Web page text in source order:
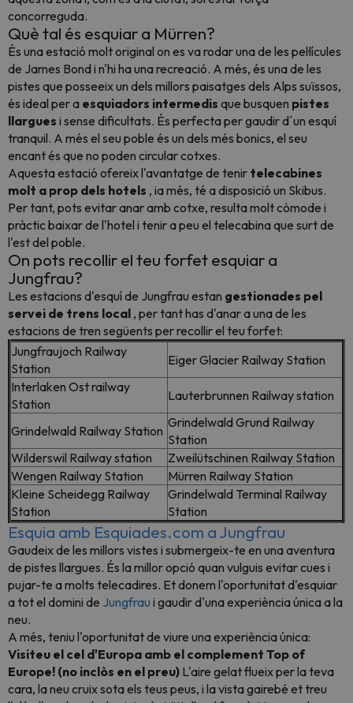
concorreguda.
Què tal és esquiar a Mürren?
És una estació molt original on es va rodar una de les pel·lícules
de James Bond i n'hi ha una recreació. A més, és una de les
pistes que posseeix un dels millors paisatges dels Alps suïssos,
és ideal per a esquiadors intermedis que busquen pistes
llargues i sense dificultats. És perfecta per gaudir d´un esquí
tranquil. A més el seu poble és un dels més bonics, el seu
encant és que no poden circular cotxes.
Aquesta estació ofereix l'avantatge de tenir telecabines
molt a prop dels hotels , ia més, té a disposició un Skibus.
Per tant, pots evitar anar amb cotxe, resulta molt còmode i
pràctic baixar de l'hotel i tenir a peu el telecabina que surt de
l'est del poble.
On pots recollir el teu forfet esquiar a
Jungfrau?
Les estacions d'esquí de Jungfrau estan gestionades pel
servei de trens local , per tant has d'anar a una de les
estacions de tren següents per recollir el teu forfet:
Jungfraujoch Railway
Station
Eiger Glacier Railway Station
Interlaken Ost railway
Station
Lauterbrunnen Railway station
Grindelwald Railway Station
Grindelwald Grund Railway
Station
Wilderswil Railway station
Zweilütschinen Railway Station
Wengen Railway Station
Mürren Railway Station
Kleine Scheidegg Railway
Station
Grindelwald Terminal Railway
Station
Esquia amb Esquiades.com a Jungfrau
Gaudeix de les millors vistes i submergeix-te en una aventura
de pistes llargues. És la millor opció quan vulguis evitar cues i
pujar-te a molts telecadires. Et donem l'oportunitat d'esquiar
a tot el domini de Jungfrau i gaudir d'una experiència única a la
neu.
A més, teniu l'oportunitat de viure una experiència única:
Visiteu el cel d'Europa amb el complement Top of
Europe! (no inclòs en el preu) L'aire gelat flueix per la teva
cara, la neu cruix sota els teus peus, i la vista gairebé et treu